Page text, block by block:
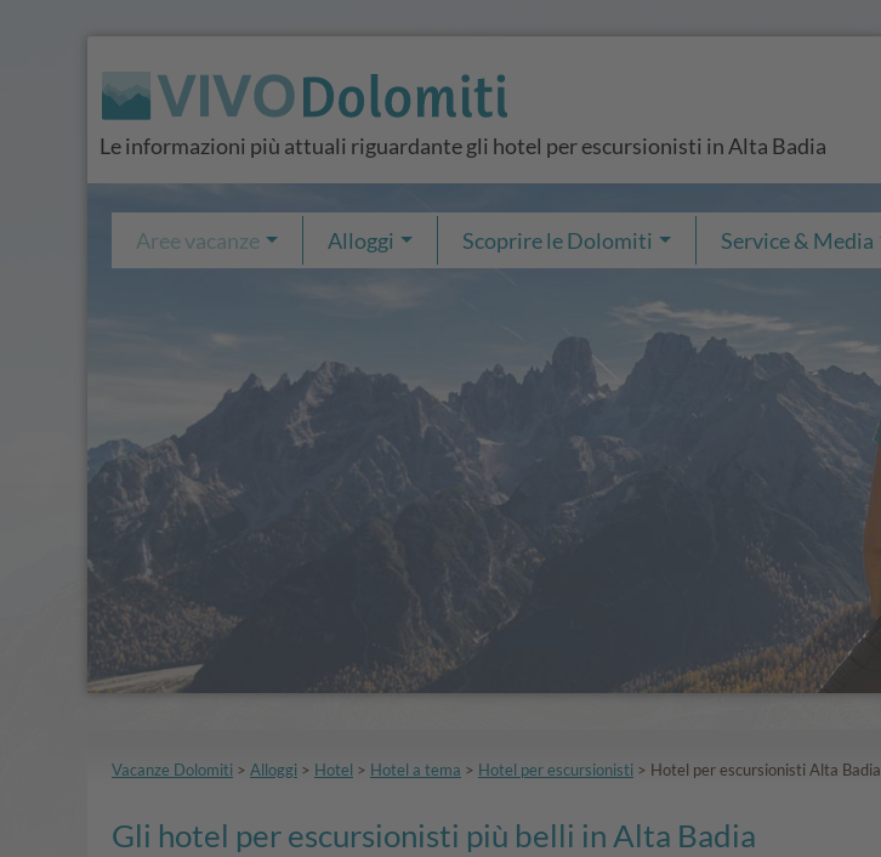
Le informazioni più attuali riguardante gli hotel per escursionisti in Alta Badia
Aree vacanze Alloggi Scoprire le Dolomiti Service & Media
Vacanze Dolomiti > Alloggi > Hotel > Hotel a tema > Hotel per escursionisti > Hotel per escursionisti Alta Badia
Gli hotel per escursionisti più belli in Alta Badia